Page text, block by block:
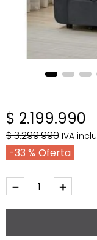
$ 2.199.990
$3.299.990 IVA
33 %
＋
－